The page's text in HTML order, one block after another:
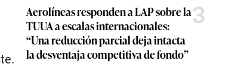
Aerolíneas responden a LAP sobre la
TUUA a escalas internacionales:
“Una reducción parcial deja intacta
la desventaja competitiva de fondo”
3